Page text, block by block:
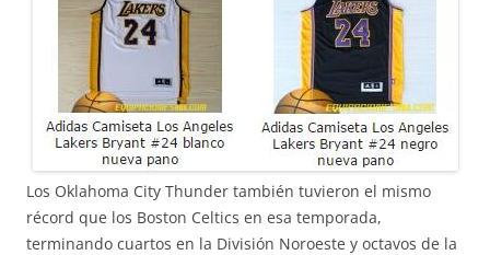
Los Oklahoma City Thunder también tuvieron el mismo
récord que los Boston Celtics en esa temporada,
terminando cuartos en la División Noroeste y octavos de la